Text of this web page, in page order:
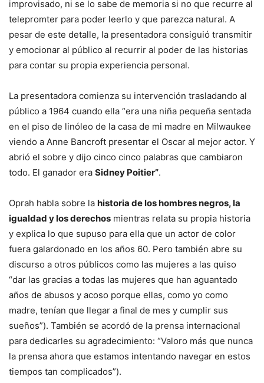
improvisado, ni se lo sabe de memoria si no que recurre al
telepromter para poder leerlo y que parezca natural. A
pesar de este detalle, la presentadora consiguió transmitir
y emocionar al público al recurrir al poder de las historias
para contar su propia experiencia personal.
La presentadora comienza su intervención trasladando al
público a 1964 cuando ella “era una niña pequeña sentada
en el piso de linóleo de la casa de mi madre en Milwaukee
viendo a Anne Bancroft presentar el Oscar al mejor actor. Y
abrió el sobre y dijo cinco cinco palabras que cambiaron
todo. El ganador era Sidney Poitier”.
Oprah habla sobre la historia de los hombres negros, la
igualdad y los derechos mientras relata su propia historia
y explica lo que supuso para ella que un actor de color
fuera galardonado en los años 60. Pero también abre su
discurso a otros públicos como las mujeres a las quiso
“dar las gracias a todas las mujeres que han aguantado
años de abusos y acoso porque ellas, como yo como
madre, tenían que llegar a final de mes y cumplir sus
sueños”). También se acordó de la prensa internacional
para dedicarles su agradecimiento: “Valoro más que nunca
la prensa ahora que estamos intentando navegar en estos
tiempos tan complicados”).